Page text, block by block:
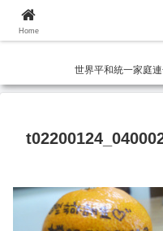
世界平和統一家庭
Home